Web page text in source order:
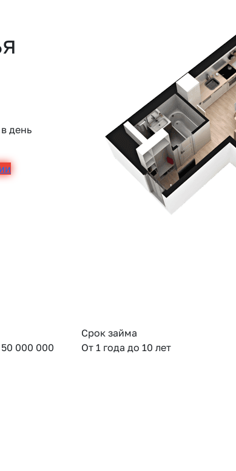
день
000 000
Срок займа
От 1 года до 10 лет